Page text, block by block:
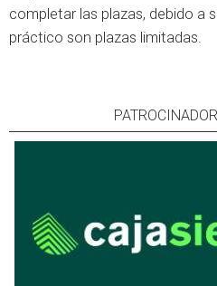
completar las plazas, debido a
práctico son plazas limitadas.